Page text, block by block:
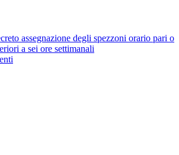
assegnazione degli spezzoni orario pari o
a sei ore settimanali